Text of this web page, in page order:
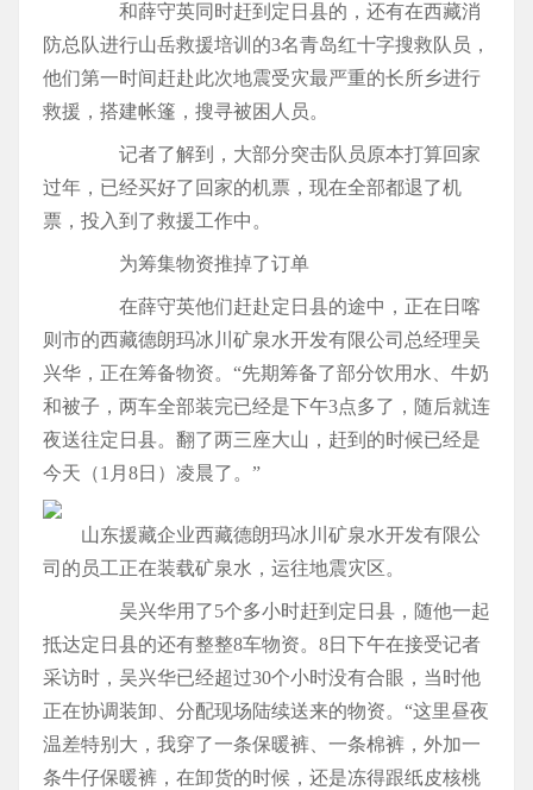
和薛守英同时赶到定日县的，还有在西藏消
防总队进行山岳救援培训的3名青岛红十字搜救队员，
他们第一时间赶赴此次地震受灾最严重的长所乡进行
救援，搭建帐篷，搜寻被困人员。
记者了解到，大部分突击队员原本打算回家
过年，已经买好了回家的机票，现在全部都退了机
票，投入到了救援工作中。
为筹集物资推掉了订单
在薛守英他们赶赴定日县的途中，正在日喀
则市的西藏德朗玛冰川矿泉水开发有限公司总经理吴
兴华，正在筹备物资。“先期筹备了部分饮用水、牛奶
和被子，两车全部装完已经是下午3点多了，随后就连
夜送往定日县。翻了两三座大山，赶到的时候已经是
今天（1月8日）凌晨了。”
山东援藏企业西藏德朗玛冰川矿泉水开发有限公
司的员工正在装载矿泉水，运往地震灾区。
吴兴华用了5个多小时赶到定日县，随他一起
抵达定日县的还有整整8车物资。8日下午在接受记者
采访时，吴兴华已经超过30个小时没有合眼，当时他
正在协调装卸、分配现场陆续送来的物资。“这里昼夜
温差特别大，我穿了一条保暖裤、一条棉裤，外加一
条牛仔保暖裤，在卸货的时候，还是冻得跟纸皮核桃